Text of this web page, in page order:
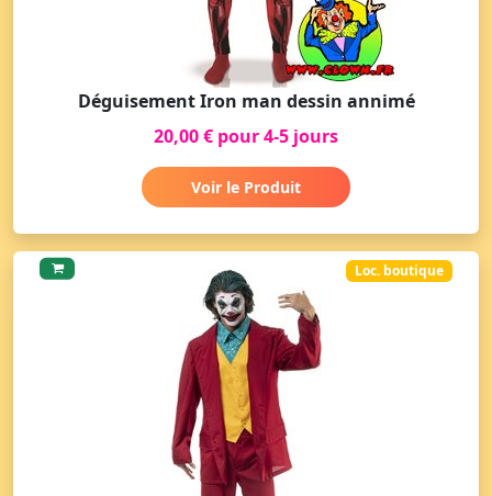
Déguisement Iron man dessin annimé
20,00 € pour 4-5 jours
Voir le Produit
Loc. boutique